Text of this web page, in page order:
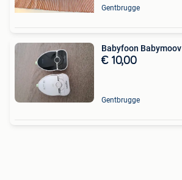
Gentbrugge
Babyfoon Babymoov
€ 10,00
Gentbrugge